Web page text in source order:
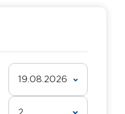
19.08.2026